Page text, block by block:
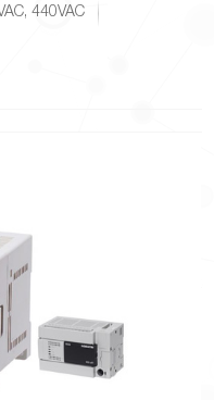
440VAC